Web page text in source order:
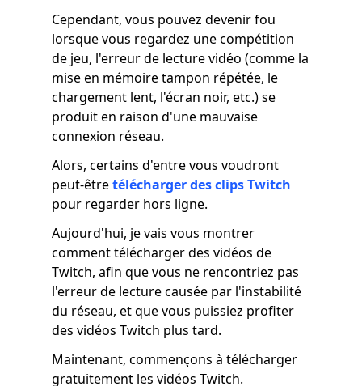
Cependant, vous pouvez devenir fou
lorsque vous regardez une compétition
de jeu, l'erreur de lecture vidéo (comme la
mise en mémoire tampon répétée, le
chargement lent, l'écran noir, etc.) se
produit en raison d'une mauvaise
connexion réseau.
Alors, certains d'entre vous voudront
peut-êtretélécharger des clips Twitch
pour regarder hors ligne.
Aujourd'hui, je vais vous montrer
comment télécharger des vidéos de
Twitch, afin que vous ne rencontriez pas
l'erreur de lecture causée par l'instabilité
du réseau, et que vous puissiez profiter
des vidéos Twitch plus tard.
Maintenant, commençons à télécharger
gratuitement les vidéos Twitch.